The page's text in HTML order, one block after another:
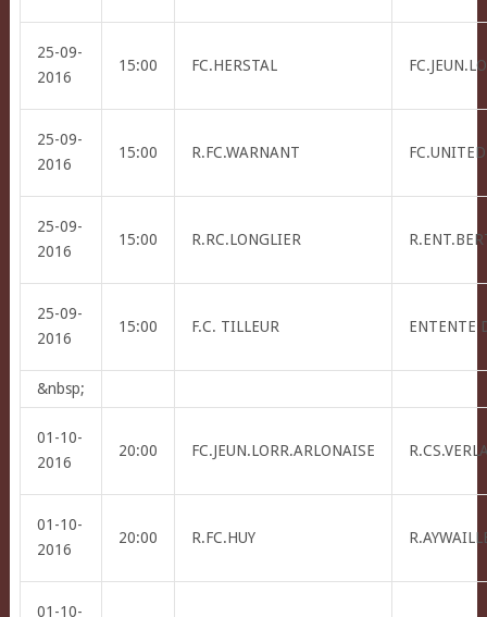
25-09-
2016
15:00 FC.HERSTAL
25-09-
2016
15:00 R.FC.WARNANT
25-09-
2016
15:00 R.RC.LONGLIER
25-09-
2016
15:00 F.C. TILLEUR ENTENTE
&nbsp;
01-10-
2016
20:00 FC.JEUN.LORR.ARLONAISE
01-10-
2016
20:00 R.FC.HUY
01-10-